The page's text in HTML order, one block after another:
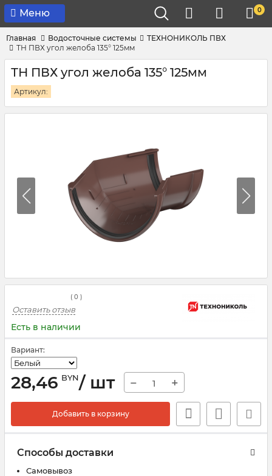
Меню 0
Главная Водосточные системы
ТЕХНОНИКОЛЬ ПВХ
ТН ПВХ угол желоба 135° 125мм
ТН ПВХ угол желоба 135° 125мм
Артикул:
( 0 )
Оставить отзыв
Есть в наличии
Вариант:
28,46 BYN/ шт − +
Добавить в корзину
Способы доставки
Самовывоз